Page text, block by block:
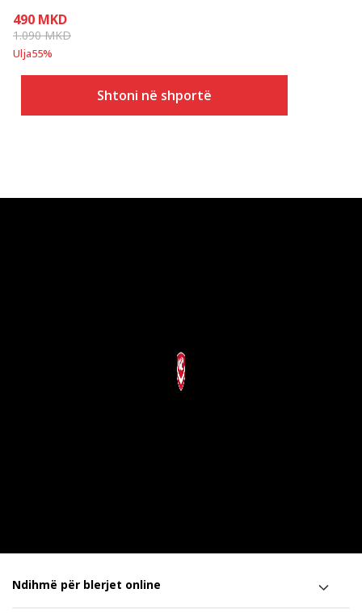
490 MKD
1.090MKD
Ulja55%
Shtoni në shportë
Ndihmë për blerjet online